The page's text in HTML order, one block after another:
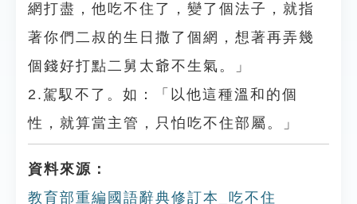
網打盡，他吃不住了，變了個法子，就指
著你們二叔的生日撒了個網，想著再弄幾
個錢好打點二舅太爺不生氣。」
2.駕馭不了。如：「以他這種溫和的個
性，就算當主管，只怕吃不住部屬。」
資料來源：
教育部重編國語辭典修訂本_吃不住